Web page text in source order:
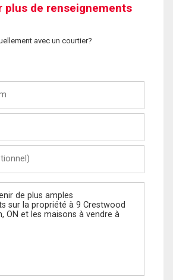
plus de renseignements
avec un courtier?